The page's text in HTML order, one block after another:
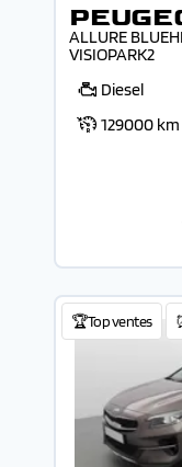
ALLURE
VISIOPARK2
Diesel
129000 km
🏆Top ventes